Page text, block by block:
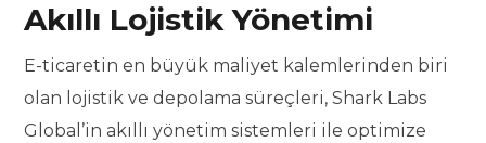
Akıllı Lojistik Yönetimi
E-ticaretin en büyük maliyet kalemlerinden biri
olan lojistik ve depolama süreçleri, Shark Labs
Global’in akıllı yönetim sistemleri ile optimize